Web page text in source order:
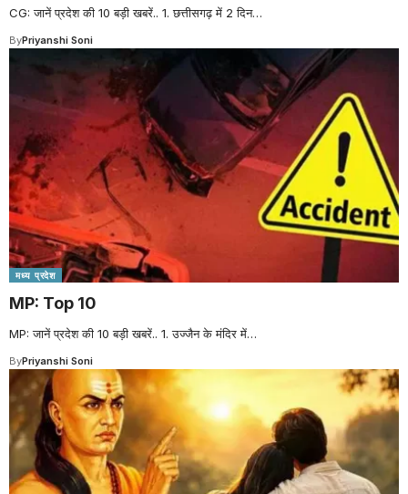
CG: जानें प्रदेश की 10 बड़ी खबरें.. 1. छत्तीसगढ़ में 2 दिन…
ByPriyanshi Soni
मध्य प्रदेश
MP: Top 10
MP: जानें प्रदेश की 10 बड़ी खबरें.. 1. उज्जैन के मंदिर में…
ByPriyanshi Soni